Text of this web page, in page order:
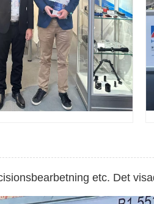
etc. Det